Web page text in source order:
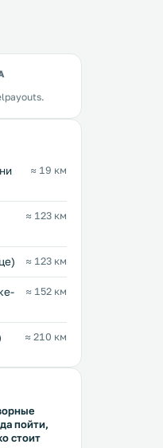
≈ 19 км
≈ 123 км
≈ 123 км
≈ 152 км
≈ 210 км
пойти,
стоит